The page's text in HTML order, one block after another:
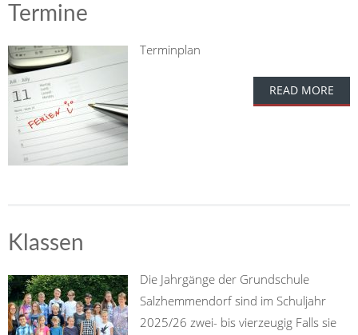
Termine
Terminplan
READ MORE
Klassen
Die Jahrgänge der Grundschule
Salzhemmendorf sind im Schuljahr
2025/26 zwei- bis vierzeugig Falls sie